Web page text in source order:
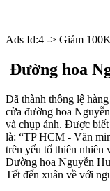
Ads Id:4 -> Giảm
Đường hoa
Đã thành thông lệ
cửa đường hoa
và chụp ảnh. Được
là: “TP HCM - Văn
trên yếu tố thiên nhiên
Đường hoa Nguyễn
Tết đến xuân về với